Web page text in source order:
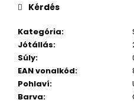
Kategória:
Jótállás:
Súly:
EAN vonalkód:
Pohlaví:
Barva:
Kérdés